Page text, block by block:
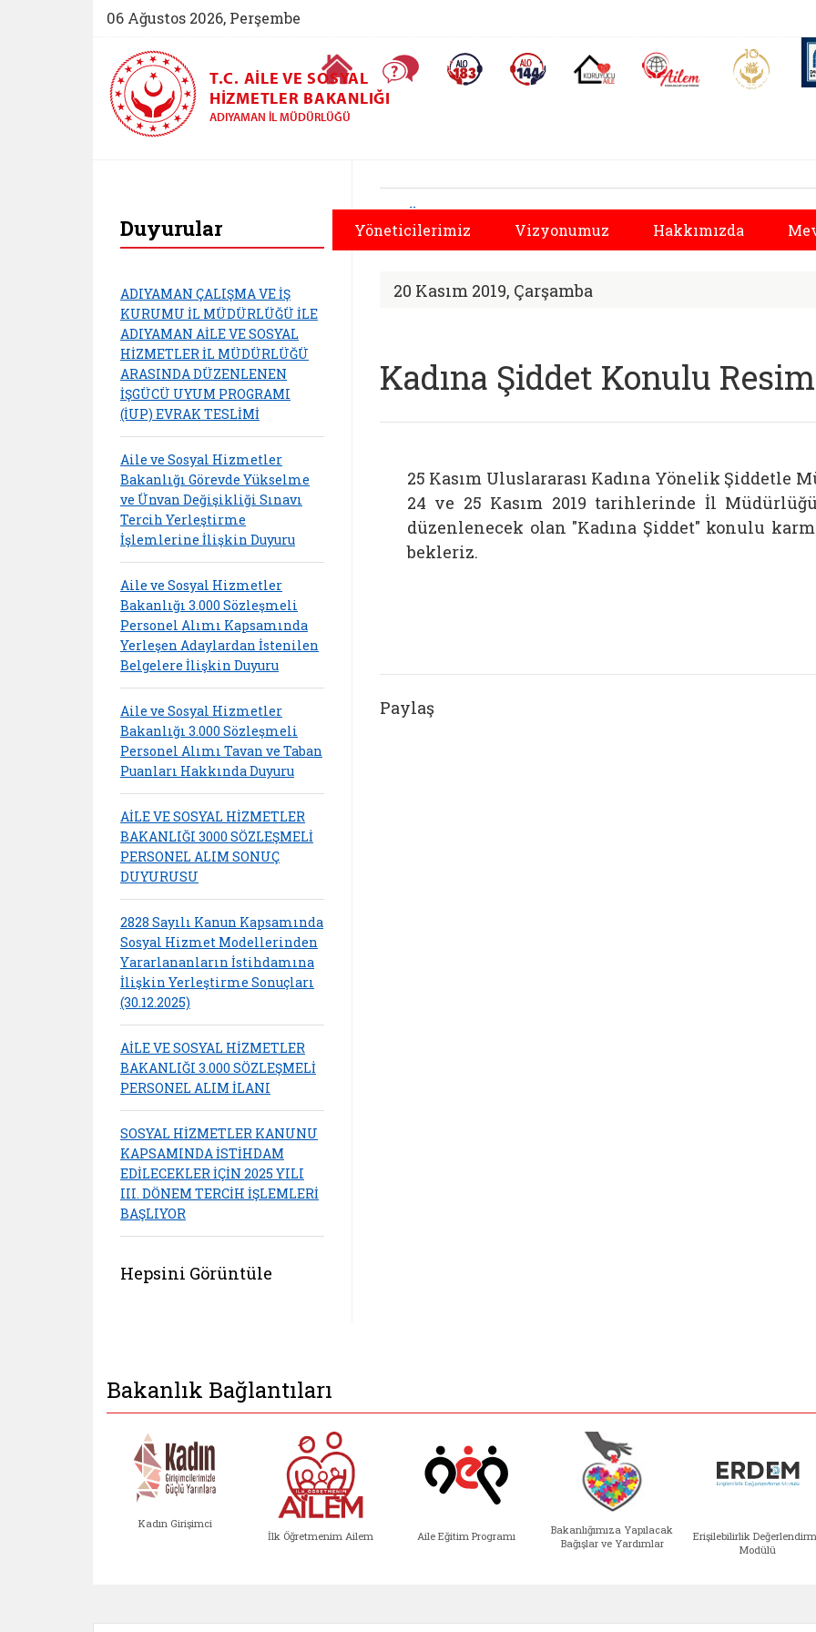
06 Ağustos 2026, Perşembe
Ana Sayfa Sıkça Sorulan SorularAlo 183 (yeni sekmede açılır)Alo 144 (yeni sekmede açılır)Koruyucu Aile (yeni sekmede açılır)
AİLEM İletişim Aile ve
T.C. AILE VE SOSYAL
HIZMETLER BAKANLIĞI
ADIYAMAN İL MÜDÜRLÜĞÜ
Yöneticilerimiz Vizyonumuz Hakkımızda
Adıyaman Aile ve Sosyal Hizmetler İl
Duyurular
ADIYAMAN ÇALIŞMA VE İŞ
KURUMU İL MÜDÜRLÜĞÜ İLE
ADIYAMAN AİLE VE SOSYAL
HİZMETLER İL MÜDÜRLÜĞÜ
ARASINDA DÜZENLENEN
İŞGÜCÜ UYUM PROGRAMI
(İUP) EVRAK TESLİMİ
Aile ve Sosyal Hizmetler
Bakanlığı Görevde Yükselme
ve Ünvan Değişikliği Sınavı
Tercih Yerleştirme
İşlemlerine İlişkin Duyuru
Aile ve Sosyal Hizmetler
Bakanlığı 3.000 Sözleşmeli
Personel Alımı Kapsamında
Yerleşen Adaylardan İstenilen
Belgelere İlişkin Duyuru
Aile ve Sosyal Hizmetler
Bakanlığı 3.000 Sözleşmeli
Personel Alımı Tavan ve Taban
Puanları Hakkında Duyuru
AİLE VE SOSYAL HİZMETLER
BAKANLIĞI 3000 SÖZLEŞMELİ
PERSONEL ALIM SONUÇ
DUYURUSU
2828 Sayılı Kanun Kapsamında
Sosyal Hizmet Modellerinden
Yararlananların İstihdamına
İlişkin Yerleştirme Sonuçları
(30.12.2025)
AİLE VE SOSYAL HİZMETLER
BAKANLIĞI 3.000 SÖZLEŞMELİ
PERSONEL ALIM İLANI
SOSYAL HİZMETLER KANUNU
KAPSAMINDA İSTİHDAM
EDİLECEKLER İÇİN 2025 YILI
III. DÖNEM TERCİH İŞLEMLERİ
BAŞLIYOR
Hepsini Görüntüle
Önceki
20 Kasım 2019, Çarşamba
Kadına Şiddet Konulu
25 Kasım Uluslararası Kadına Yönelik Şiddetle
24 ve 25 Kasım 2019 tarihlerinde İl
düzenlenecek olan "Kadına Şiddet" konulu
bekleriz.
Paylaş
Bakanlık Bağlantıları
Kadın Girişimci
İlk Öğretmenim Ailem Aile Eğitim Programı
Bakanlığımıza Yapılacak
Bağışlar ve Yardımlar
Erişilebilirlik
Modülü